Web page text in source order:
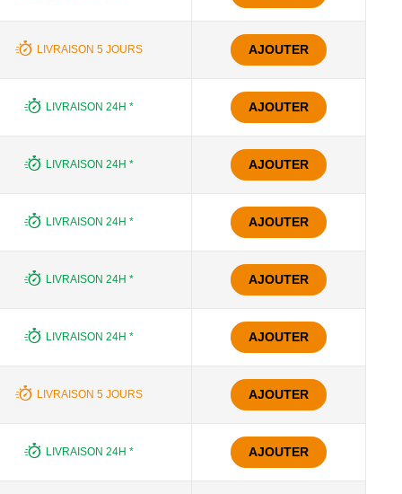
LIVRAISON 5 JOURS AJOUTER
LIVRAISON 24H * AJOUTER
LIVRAISON 24H * AJOUTER
LIVRAISON 24H * AJOUTER
LIVRAISON 24H * AJOUTER
LIVRAISON 24H * AJOUTER
LIVRAISON 5 JOURS AJOUTER
LIVRAISON 24H * AJOUTER